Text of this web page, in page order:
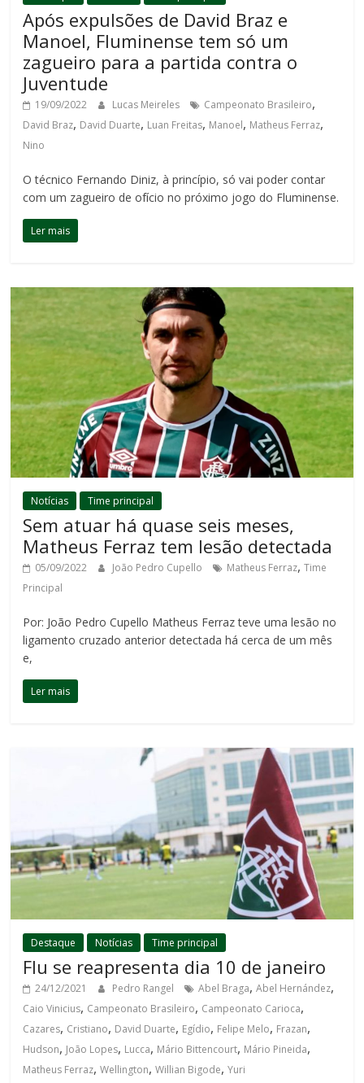
Após expulsões de David Braz e
Manoel, Fluminense tem só um
zagueiro para a partida contra o
Juventude
19/09/2022 Lucas Meireles Campeonato Brasileiro,
David Braz, David Duarte, Luan Freitas, Manoel, Matheus Ferraz,
Nino
O técnico Fernando Diniz, à princípio, só vai poder contar
com um zagueiro de ofício no próximo jogo do Fluminense.
Ler mais
Notícias Time principal
Sem atuar há quase seis meses,
Matheus Ferraz tem lesão detectada
05/09/2022 João Pedro Cupello Matheus Ferraz,Time
Principal
Por: João Pedro Cupello Matheus Ferraz teve uma lesão no
ligamento cruzado anterior detectada há cerca de um mês
e,
Ler mais
Destaque Notícias Time principal
Flu se reapresenta dia 10 de janeiro
24/12/2021 Pedro Rangel Abel Braga,Abel Hernández,
Caio Vinicius, Campeonato Brasileiro, Campeonato Carioca,
Cazares, Cristiano, David Duarte, Egídio, Felipe Melo, Frazan,
Hudson, João Lopes, Lucca, Mário Bittencourt, Mário Pineida,
Matheus Ferraz,Wellington,Willian Bigode,Yuri